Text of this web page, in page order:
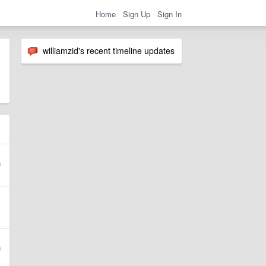
Home Sign Up Sign In
williamzid's recent timeline updates